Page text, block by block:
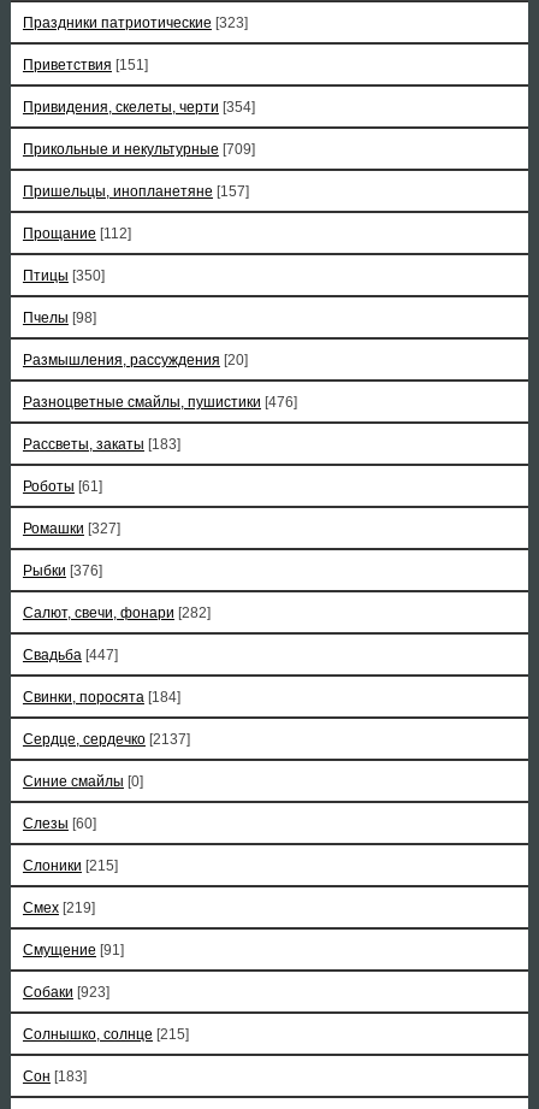
Праздники патриотические [323]
Приветствия [151]
Привидения, скелеты, черти [354]
Прикольные и некультурные [709]
Пришельцы, инопланетяне [157]
Прощание [112]
Птицы [350]
Пчелы [98]
Размышления, рассуждения [20]
Разноцветные смайлы, пушистики [476]
Рассветы, закаты [183]
Роботы [61]
Ромашки [327]
Рыбки [376]
Салют, свечи, фонари [282]
Свадьба [447]
Свинки, поросята [184]
Сердце, сердечко [2137]
Синие смайлы [0]
Слезы [60]
Слоники [215]
Смех [219]
Смущение [91]
Собаки [923]
Солнышко, солнце [215]
Сон [183]